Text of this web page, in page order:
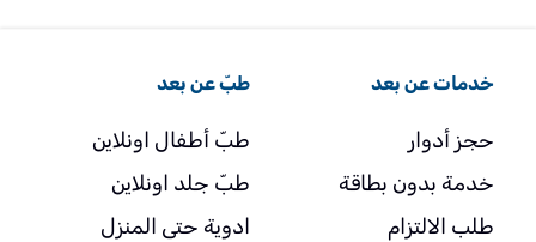
خدمات عن بعد
حجز أدوار
خدمة بدون بطاقة
طلب الالتزام
طبّ عن بعد
طبّ أطفال اونلاين
طبّ جلد اونلاين
ادوية حتى المنزل